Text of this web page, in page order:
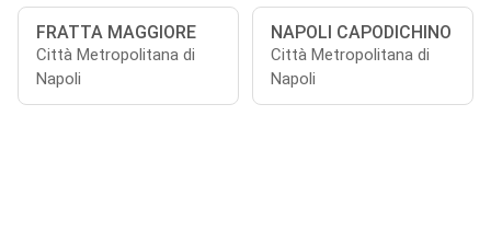
FRATTA MAGGIORE
Città Metropolitana di
Napoli
NAPOLI CAPODICHINO
Città Metropolitana di
Napoli